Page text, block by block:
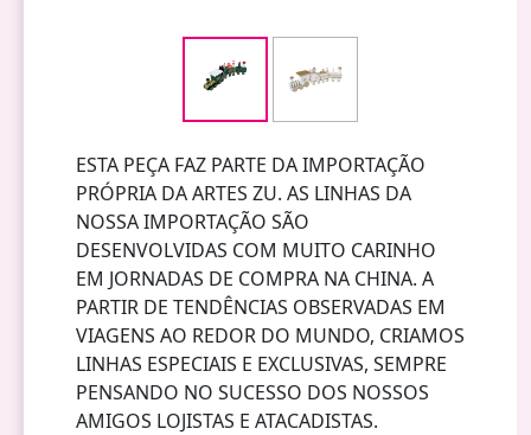
ESTA PEÇA FAZ PARTE DA IMPORTAÇÃO
PRÓPRIA DA ARTES ZU. AS LINHAS DA
NOSSA IMPORTAÇÃO SÃO
DESENVOLVIDAS COM MUITO CARINHO
EM JORNADAS DE COMPRA NA CHINA. A
PARTIR DE TENDÊNCIAS OBSERVADAS EM
VIAGENS AO REDOR DO MUNDO, CRIAMOS
LINHAS ESPECIAIS E EXCLUSIVAS, SEMPRE
PENSANDO NO SUCESSO DOS NOSSOS
AMIGOS LOJISTAS E ATACADISTAS.